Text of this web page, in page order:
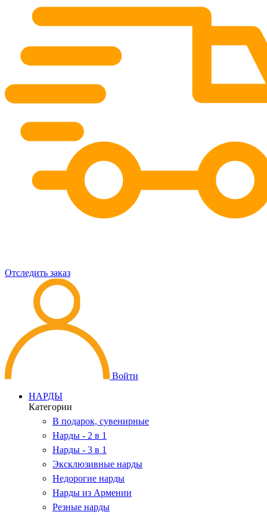
Отследить заказ
Войти
НАРДЫ
Категории
В подарок, сувенирные
Нарды - 2 в 1
Нарды - 3 в 1
Эксклюзивные нарды
Недорогие нарды
Нарды из Армении
Резные нарды